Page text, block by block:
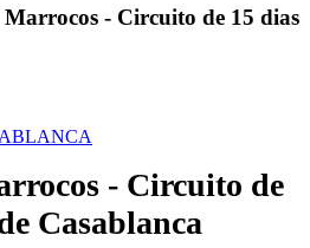
- Circuito de 15 dias
- Circuito de
Casablanca